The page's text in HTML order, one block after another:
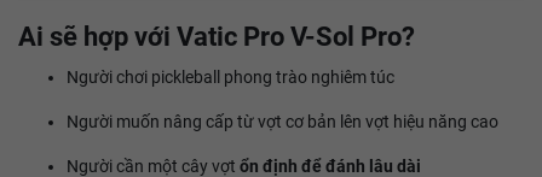
Ai sẽ hợp với Vatic Pro V-Sol Pro?
Người chơi pickleball phong trào nghiêm túc
Người muốn nâng cấp từ vợt cơ bản lên vợt hiệu năng cao
Người cần một cây vợt ổn định để đánh lâu dài